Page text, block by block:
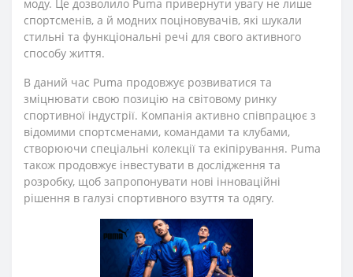
моду. Це дозволило Puma привернути увагу не лише
спортсменів, а й модних поціновувачів, які шукали
стильні та функціональні речі для свого активного
способу життя.
В даний час Puma продовжує розвиватися та
зміцнювати свою позицію на світовому ринку
спортивної індустрії. Компанія активно співпрацює з
відомими спортсменами, командами та клубами,
створюючи спеціальні колекції та екіпірування. Puma
також продовжує інвестувати в дослідження та
розробку, щоб запропонувати нові інноваційні
рішення в галузі спортивного взуття та одягу.